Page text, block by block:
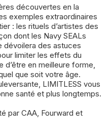
découvertes en la
exemples extraordinaires
: les rituels d’artistes des
dont les Navy SEALs
dévoilera des astuces
limiter les effets du
en meilleure forme,
que soit votre âge.
LIMITLESS vous
santé et plus longtemps.
par CAA, Fourward et